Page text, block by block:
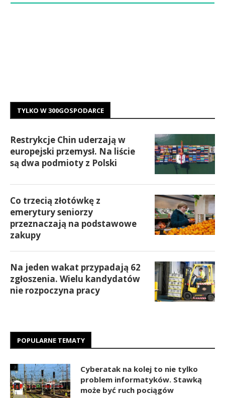
TYLKO W 300GOSPODARCE
Restrykcje Chin uderzają w
europejski przemysł. Na liście
są dwa podmioty z Polski
Co trzecią złotówkę z
emerytury seniorzy
przeznaczają na podstawowe
zakupy
Na jeden wakat przypadają 62
zgłoszenia. Wielu kandydatów
nie rozpoczyna pracy
POPULARNE TEMATY
Cyberatak na kolej to nie tylko
problem informatyków. Stawką
może być ruch pociągów